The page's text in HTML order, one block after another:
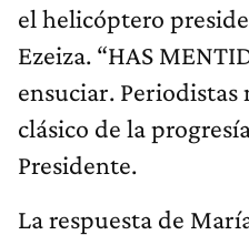
el helicóptero
Ezeiza. “HAS
ensuciar.
clásico de la
Presidente.
La respuesta de